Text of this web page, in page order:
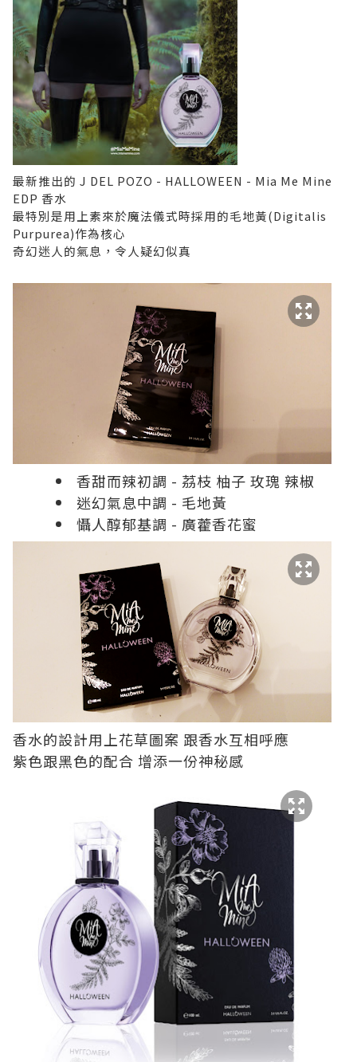
最新推出的 J DEL POZO - HALLOWEEN - Mia Me Mine
EDP 香水
最特別是用上素來於魔法儀式時採用的毛地黃(Digitalis
Purpurea)作為核心
奇幻迷人的氣息，令人疑幻似真
香甜而辣初調 - 茘枝 柚子 玫瑰 辣椒
迷幻氣息中調 - 毛地黃
懾人醇郁基調 - 廣藿香花蜜
香水的設計用上花草圖案 跟香水互相呼應
紫色跟黑色的配合 增添一份神秘感